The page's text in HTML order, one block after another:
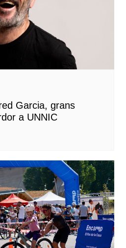
Garcia, grans
a UNNIC